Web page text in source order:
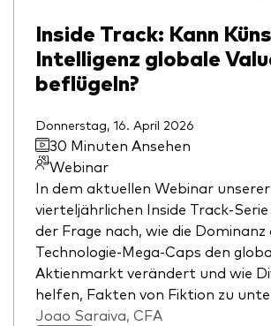
Inside Track: Kann
Intelligenz globale
beflügeln?
Donnerstag, 16. April 2026
30 Minuten Ansehen
Webinar
In dem aktuellen Webinar unserer
vierteljährlichen Inside Track-
der Frage nach, wie die Dominanz
Technologie-Mega-Caps den
Aktienmarkt verändert und wie
helfen, Fakten von Fiktion zu
Joao Saraiva, CFA